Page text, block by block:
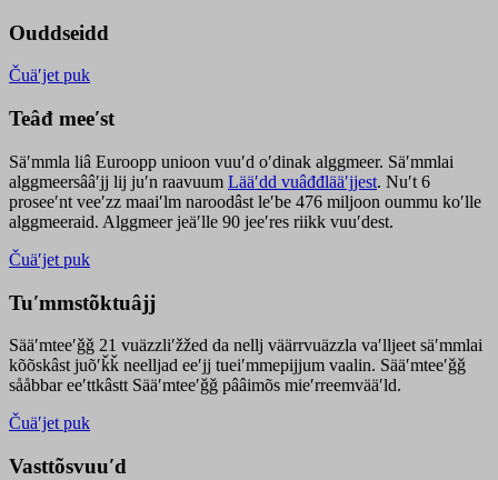
Ouddseidd
Čuäʹjet puk
Teâđ meeʹst
Säʹmmla liâ Euroopp unioon vuuʹd oʹdinak alggmeer. Säʹmmlai
alggmeersââʹjj lij juʹn raavuum Lääʹdd vuâđđlääʹjjest. Nuʹt 6
proseeʹnt veeʹzz maaiʹlm naroodâst leʹbe 476 miljoon oummu koʹlle
alggmeeraid. Alggmeer jeäʹlle 90 jeeʹres riikk vuuʹdest.
Čuäʹjet puk
Tuʹmmstõktuâjj
Sääʹmteeʹǧǧ 21 vuäzzliʹžžed da nellj väärrvuäzzla vaʹlljeet säʹmmlai
kõõskâst juõʹǩǩ neelljad eeʹjj tueiʹmmepijjum vaalin. Sääʹmteeʹǧǧ
sååbbar eeʹttkâstt Sääʹmteeʹǧǧ pââimõs mieʹrreemvääʹld.
Čuäʹjet puk
Vasttõsvuuʹd